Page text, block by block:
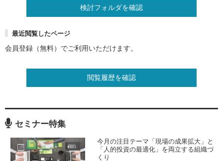
検討フォルダを確認
最近閲覧したページ
会員登録（無料）でご利用いただけます。
閲覧履歴を確認
セミナー特集
今月の注目テーマ「現場の成果拡大」と
「人的投資の最適化」を両立する組織づ
くり